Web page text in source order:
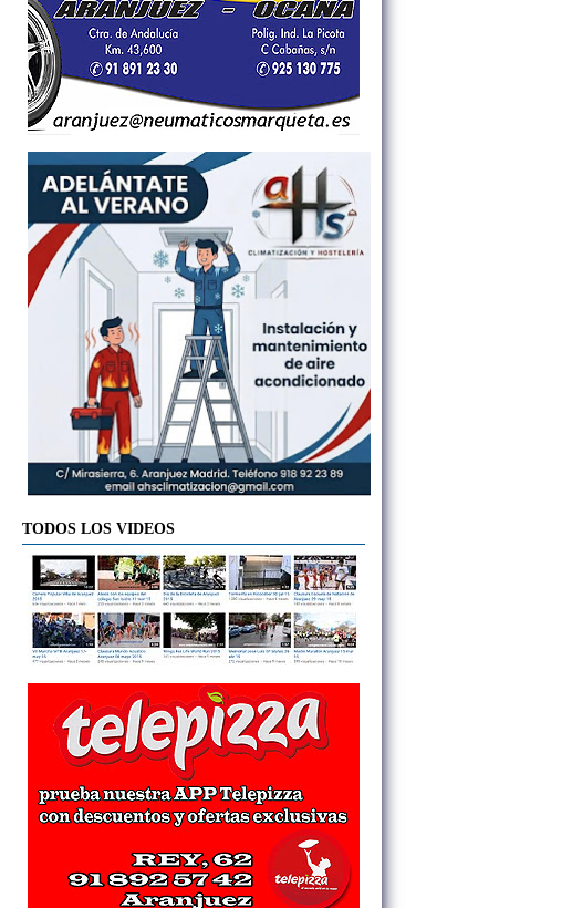
TODOS LOS VIDEOS